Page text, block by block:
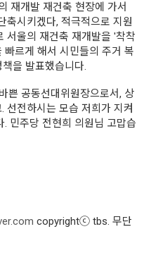
재개발 재건축 현장에 가서
축시키겠다, 적극적으로 지원
서울의 재건축 재개발을 '착착
르게 해서 시민들의 주거 복
을 발표했습니다.
쁜 공동선대위원장으로서, 상
선전하시는 모습 저희가 지켜
민주당 전현희 의원님 고맙습
copyrightⓒ tbs. 무단